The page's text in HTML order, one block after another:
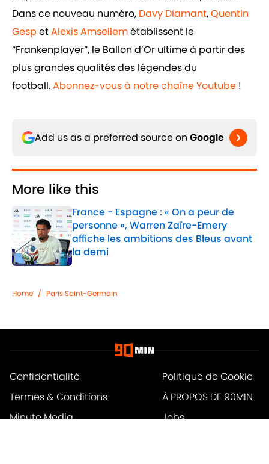
Dans ce nouveau numéro, Davy Diamant,Quentin
Gesp etAlexis Amsellemétablissent le
“Frankenplayer”, le Ballon d’Or ultime à partir des
plus grandes qualités des légendes du
football.Abonnez-vous à notre chaîne Youtube !
Add us as a preferred source on Google
More like this
France - Espagne : « On a peur de
personne », Warren Zaïre-Emery
affiche les ambitions des Bleus avant
la demi
Published by on Invalid Date
Home / Paris Saint-Germain
Confidentialité
Politique de Cookie
Termes & Conditions
À PROPOS DE 90MIN
Minute Media
Jobs